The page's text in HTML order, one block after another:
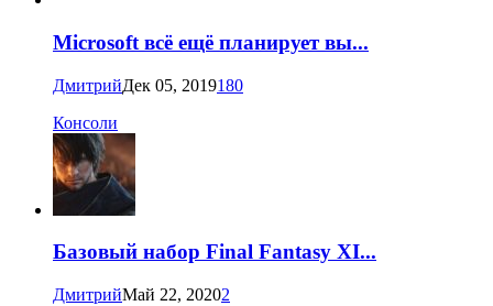
Microsoft всё ещё планирует вы...
ДмитрийДек 05, 2019180
Консоли
Базовый набор Final Fantasy XI...
ДмитрийМай 22, 20202